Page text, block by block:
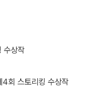
수상작
회 스토리킹 수상작